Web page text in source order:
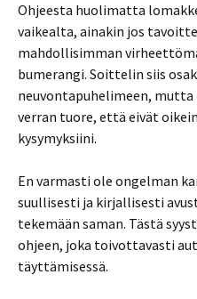
Ohjeesta huolimatta
vaikealta, ainakin jos
mahdollisimman
bumerangi. Soittelin siis
neuvontapuhelimeen, mutta
verran tuore, että eivät
kysymyksiini.
En varmasti ole ongelman
suullisesti ja kirjallisesti
tekemään saman. Tästä
ohjeen, joka toivottavasti
täyttämisessä.